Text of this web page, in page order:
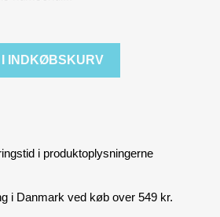
INDKØBSKURV
i produktoplysningerne
i Danmark ved køb over 549 kr.